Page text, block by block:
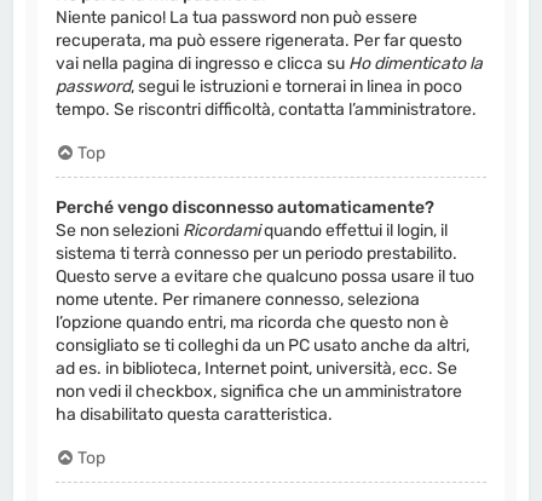
Niente panico! La tua password non può essere
recuperata, ma può essere rigenerata. Per far questo
vai nella pagina di ingresso e clicca su Ho dimenticato la
password, segui le istruzioni e tornerai in linea in poco
tempo. Se riscontri difficoltà, contatta l’amministratore.
Top
Perché vengo disconnesso automaticamente?
Se non selezioni Ricordamiquando effettui il login, il
sistema ti terrà connesso per un periodo prestabilito.
Questo serve a evitare che qualcuno possa usare il tuo
nome utente. Per rimanere connesso, seleziona
l’opzione quando entri, ma ricorda che questo non è
consigliato se ti colleghi da un PC usato anche da altri,
ad es. in biblioteca, Internet point, università, ecc. Se
non vedi il checkbox, significa che un amministratore
ha disabilitato questa caratteristica.
Top